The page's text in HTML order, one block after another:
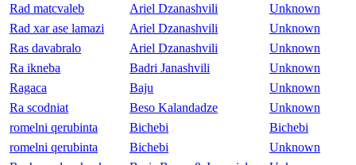
Rad matcvaleb
Ariel Dzanashvili
Unknown
Rad xar ase lamazi
Ariel Dzanashvili
Unknown
Ras davabralo
Ariel Dzanashvili
Unknown
Ra ikneba
Badri Janashvili
Unknown
Ragaca
Baju
Unknown
Ra scodniat
Beso Kalandadze
Unknown
romelni qerubinta
Bichebi
Bichebi
romelni qerubinta
Bichebi
Unknown